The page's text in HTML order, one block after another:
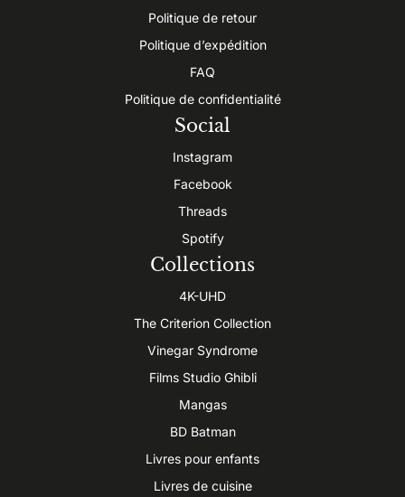
Politique de retour
Politique d’expédition
FAQ
Politique de confidentialité
Social
Instagram
Facebook
Threads
Spotify
Collections
4K-UHD
The Criterion Collection
Vinegar Syndrome
Films Studio Ghibli
Mangas
BD Batman
Livres pour enfants
Livres de cuisine